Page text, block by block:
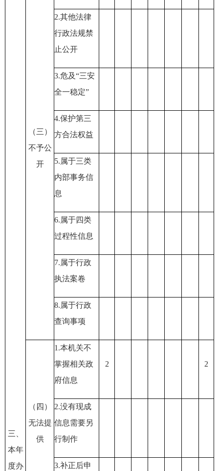
三、
本年
度办
（三）
不予公
开
2.其他法律
行政法规禁
止公开
3.危及“三安
全一稳定”
4.保护第三
方合法权益
5.属于三类
内部事务信
息
6.属于四类
过程性信息
7.属于行政
执法案卷
8.属于行政
查询事项
（四）
无法提
供
1.本机关不
掌握相关政
府信息
2 2
2.没有现成
信息需要另
行制作
3.补正后申